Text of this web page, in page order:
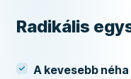
Radikális
A kevesebb